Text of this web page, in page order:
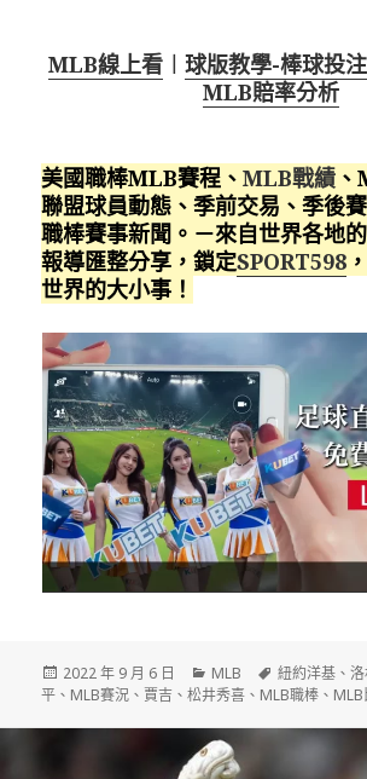
MLB線上看︱ 球版教學-棒球投
MLB賠率分析
美國職棒MLB賽程、MLB戰績
聯盟球員動態、季前交易、季後
職棒賽事新聞。－來自世界各地
報導匯整分享，鎖定SPORT598
世界的大小事！
發
佈
2022 年 9 月 6 日
分
類
MLB
標
籤
紐約洋基 、
平 、 MLB賽況 、 賈吉 、松井秀喜 、 MLB職棒 、